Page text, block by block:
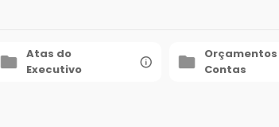
Atas do
Executivo
Orçamentos
Contas